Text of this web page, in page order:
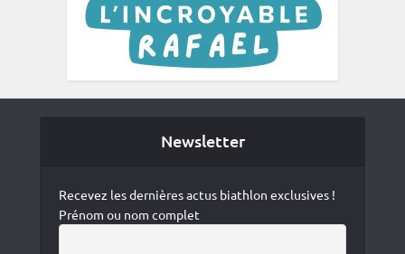
Newsletter
Recevez les dernières actus biathlon exclusives !
Prénom ou nom complet